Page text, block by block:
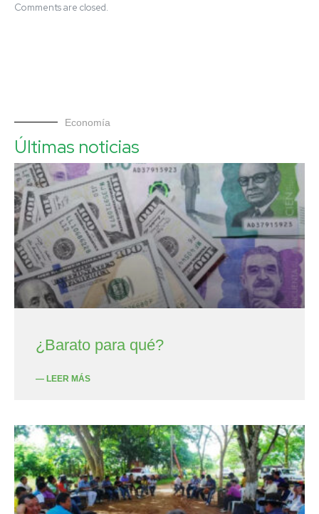
Comments are closed.
Economía
Últimas noticias
¿Barato para qué?
— LEER MÁS